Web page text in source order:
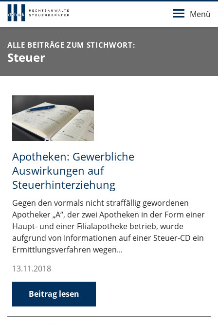
Menü
ALLE BEITRÄGE ZUM STICHWORT:
Steuer
Apotheken: Gewerbliche
Auswirkungen auf
Steuerhinterziehung
Gegen den vormals nicht straffällig gewordenen
Apotheker „A“, der zwei Apotheken in der Form einer
Haupt- und einer Filialapotheke betrieb, wurde
aufgrund von Informationen auf einer Steuer-CD ein
Ermittlungsverfahren wegen...
13.11.2018
Beitrag lesen